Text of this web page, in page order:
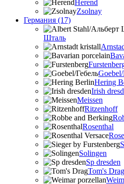
Herend
Zsolnay
Германия (17)
Шталь
Hering
Irish
Meissen
Ritzenhoff
Rosenthal
Solingen
Sp dresden
Tom's Drag